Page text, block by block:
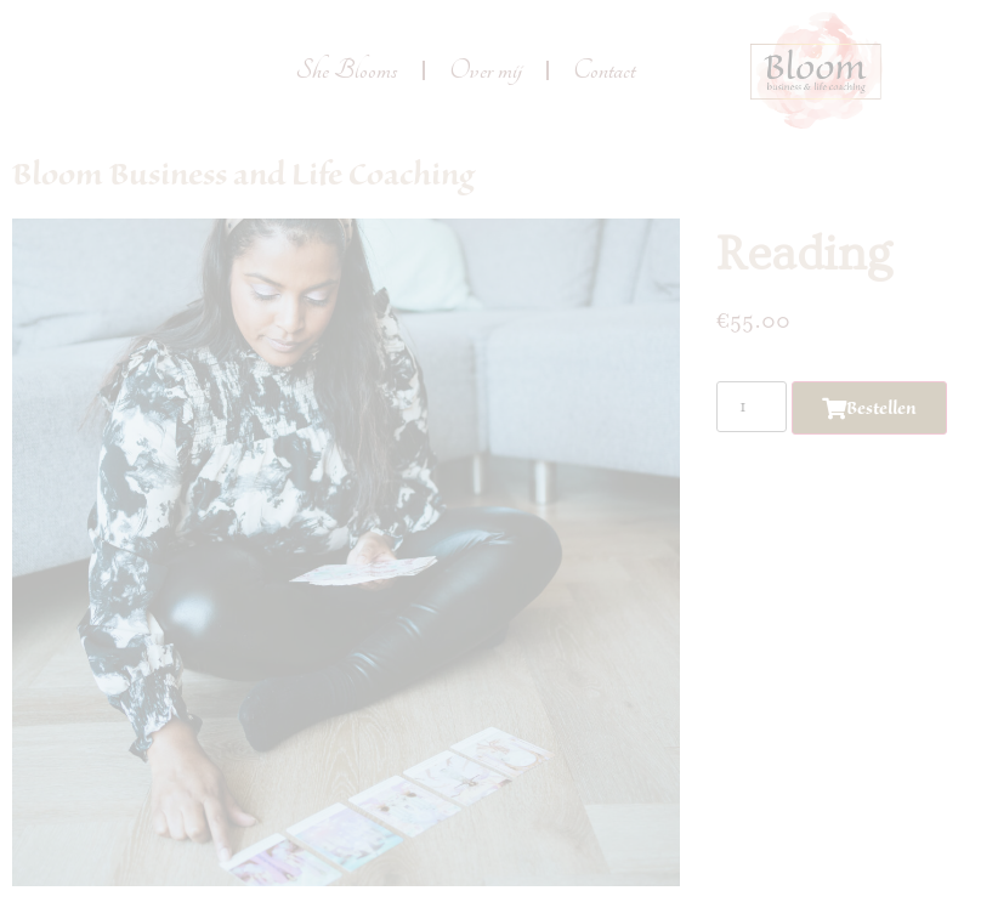
She Blooms Over mij Contact
Bloom Business and Life Coaching
Reading
€55.00
Bestellen